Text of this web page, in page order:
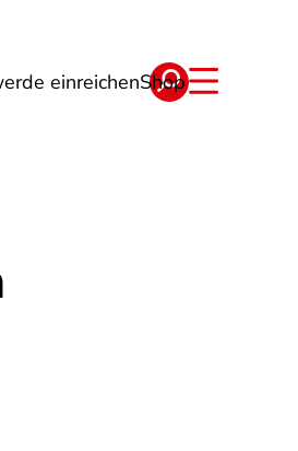
einreichenShop
Reise Verträge